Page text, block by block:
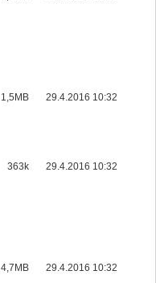
1,5MB 29.4.2016 10:32
363k 29.4.2016 10:32
4,7MB 29.4.2016 10:32